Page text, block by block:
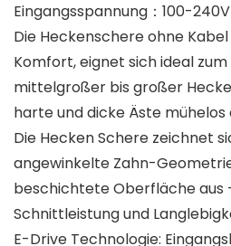
Eingangsspannung：100-240V
Die Heckenschere ohne
Komfort, eignet sich ideal
mittelgroßer bis großer
harte und dicke Äste mühelos
Die Hecken Schere zeichnet
angewinkelte Zahn-
beschichtete Oberfläche aus
Schnittleistung und
E-Drive Technologie: